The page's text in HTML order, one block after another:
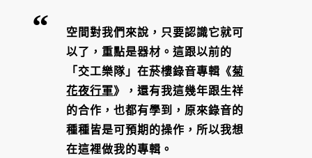
空間對我們來說，只要認識它就可
以了，重點是器材。這跟以前的
「交工樂隊」在菸樓錄音專輯《菊
花夜行軍》，還有我這幾年跟生祥
的合作，也都有學到，原來錄音的
種種皆是可預期的操作，所以我想
在這裡做我的專輯。